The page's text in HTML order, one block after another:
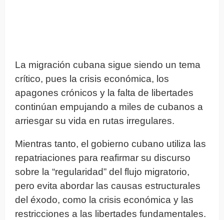
La migración cubana sigue siendo un tema
crítico, pues la crisis económica, los
apagones crónicos y la falta de libertades
continúan empujando a miles de cubanos a
arriesgar su vida en rutas irregulares.
Mientras tanto, el gobierno cubano utiliza las
repatriaciones para reafirmar su discurso
sobre la “regularidad” del flujo migratorio,
pero evita abordar las causas estructurales
del éxodo, como la crisis económica y las
restricciones a las libertades fundamentales.